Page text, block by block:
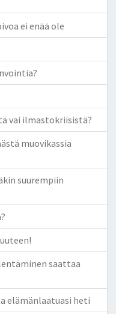
ei enää ole
vai ilmastokriisistä?
muovikassia
suurempiin
saattaa
elämänlaatuasi heti